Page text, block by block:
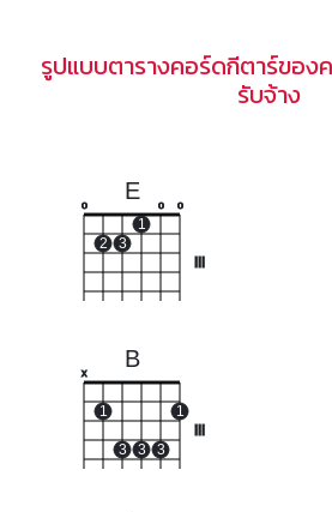
รูปแบบตารางคอร์ดกีตาร์ของ
รับจ้าง
E
o
2 3
1
o o
B
x
1
3 3 3
1